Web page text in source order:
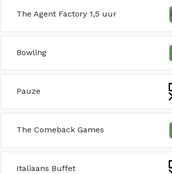
The Agent Factory 1,5 uur
Bowling
Pauze
The Comeback Games
Italiaans Buffet